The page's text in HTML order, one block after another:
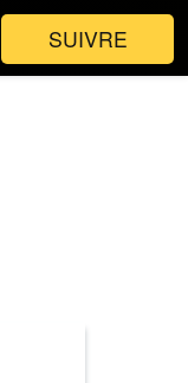
SUIVRE